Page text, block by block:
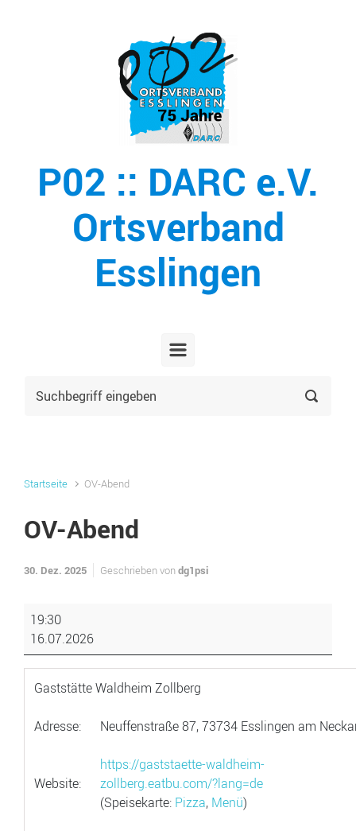
P02 :: DARC e.V.
Ortsverband
Esslingen
Startseite OV-Abend
OV-Abend
30. Dez. 2025 Geschrieben vondg1psi
OV-
Abend
19:30
16.07.2026
Gaststätte Waldheim Zollberg
Adresse: Neuffenstraße 87, 73734 Esslingen am
Website:
https://gaststaette-waldheim-
zollberg.eatbu.com/?lang=de
(Speisekarte: Pizza, Menü)